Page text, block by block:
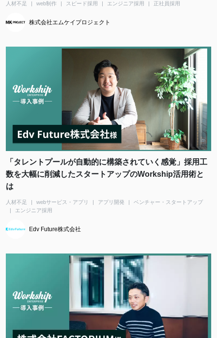
人材不足 web制作 スピード採用 エンジニア採用 正社員採用
株式会社エムケイプロジェクト
「タレントプールが自動的に構築されていく感覚」採用工
数を大幅に削減したスタートアップのWorkship活用術と
は
人材不足 webサービス・アプリ アプリ開発
ベンチャー・スタートアップ
エンジニア採用
Edv Future株式会社